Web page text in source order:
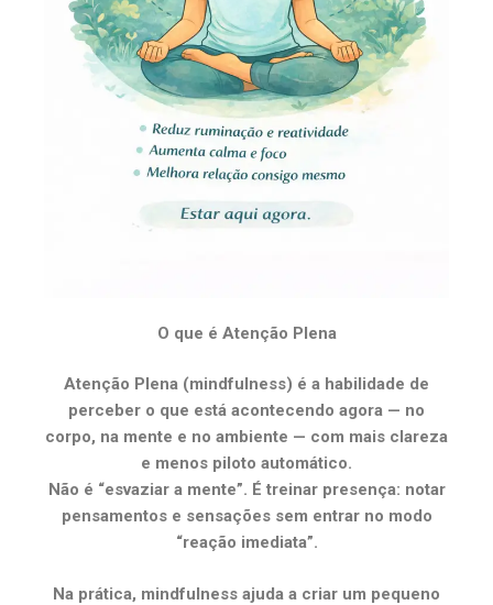
O que é Atenção Plena
Atenção Plena (mindfulness) é a habilidade de
perceber o que está acontecendo agora — no
corpo, na mente e no ambiente — com mais clareza
e menos piloto automático.
Não é “esvaziar a mente”. É treinar presença: notar
pensamentos e sensações sem entrar no modo
“reação imediata”.
Na prática, mindfulness ajuda a criar um pequeno